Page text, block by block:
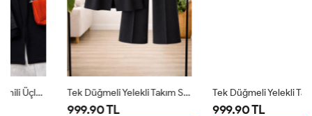
Tek Düğmeli Yelekli Takım Siyah TB8083
999.90 TL
Tek Düğmeli Yelekli Takım Lacivert TB8083
999.90 TL